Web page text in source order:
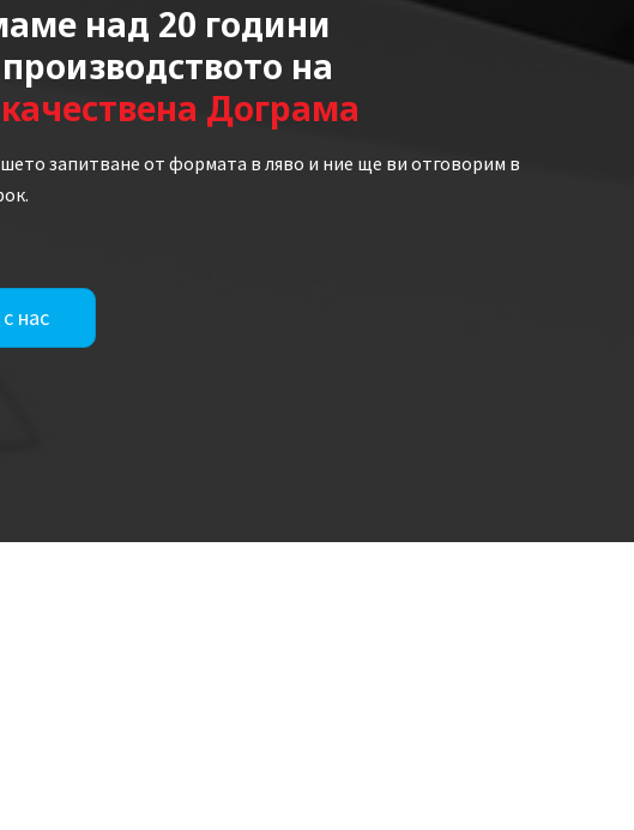
над 20 години
на
Дограма
запитване от формата в ляво и ние ще ви отговорим в
нас